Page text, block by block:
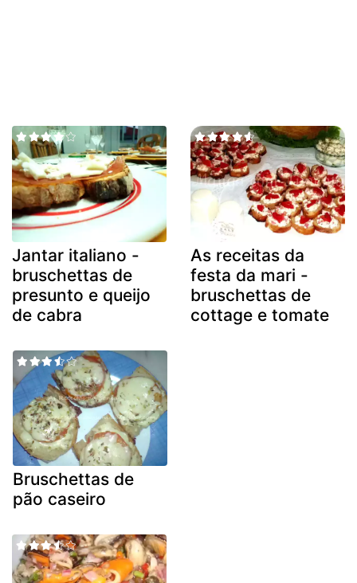
Jantar italiano -
bruschettas de
presunto e queijo
de cabra
As receitas da
festa da mari -
bruschettas de
cottage e tomate
Bruschettas de
pão caseiro